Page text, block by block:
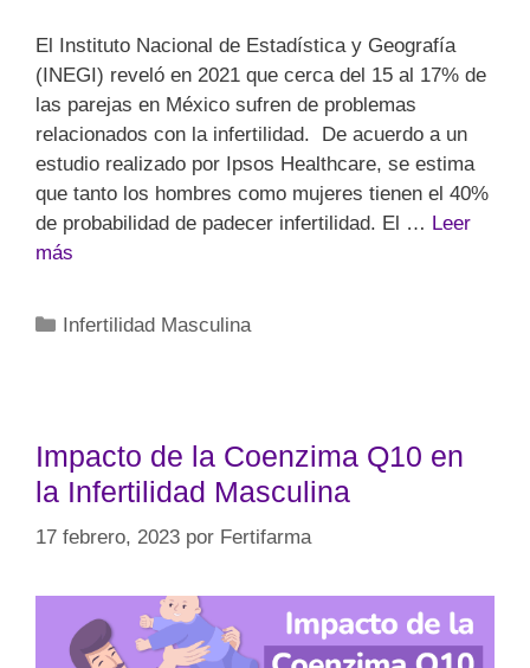
El Instituto Nacional de Estadística y Geografía
(INEGI) reveló en 2021 que cerca del 15 al 17% de
las parejas en México sufren de problemas
relacionados con la infertilidad. De acuerdo a un
estudio realizado por Ipsos Healthcare, se estima
que tanto los hombres como mujeres tienen el 40%
de probabilidad de padecer infertilidad. El … Leer
más
Infertilidad Masculina
Impacto de la Coenzima Q10 en
la Infertilidad Masculina
17 febrero, 2023 por Fertifarma